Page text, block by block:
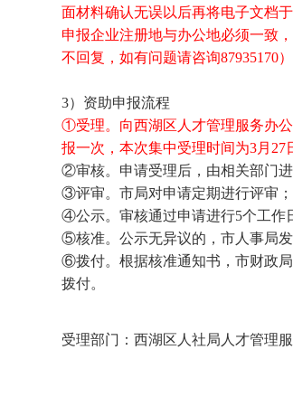
面材料确认无误以后再将电子文档于
申报企业注册地与办公地必须一致
不回复，如有问题请咨询87935170）
3）资助申报流程
①受理。向西湖区人才管理服务办
报一次，本次集中受理时间为3月 27
②审核。申请受理后，由相关部门进
③评审。市局对申请定期进行评审；
④公示。审核通过申请进行5个工作
⑤核准。公示无异议的，市人事局发
⑥拨付。根据核准通知书，市财政
拨付。
受理部门：西湖区人社局人才管理